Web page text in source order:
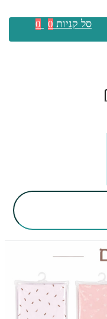
סל קניות 0
0